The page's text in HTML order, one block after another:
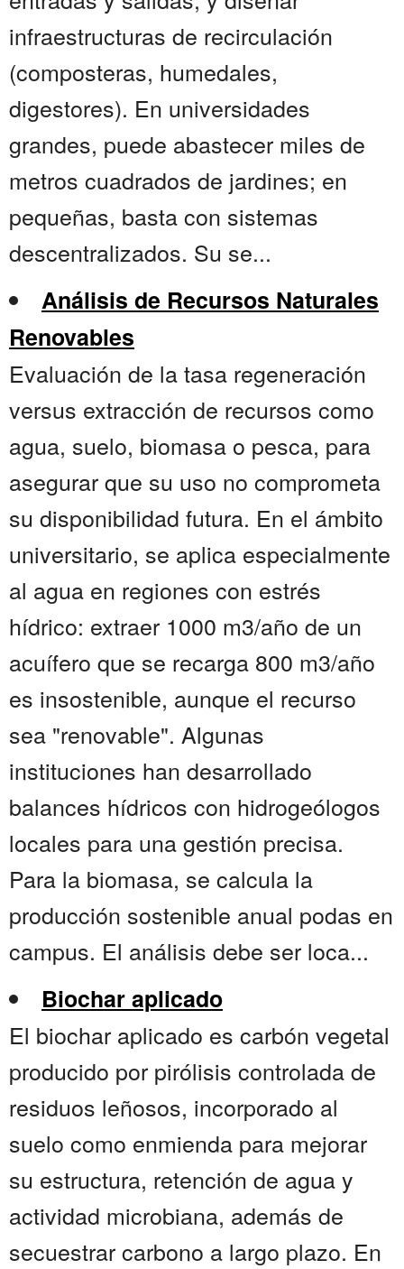
infraestructuras de recirculación
(composteras, humedales,
digestores). En universidades
grandes, puede abastecer miles de
metros cuadrados de jardines; en
pequeñas, basta con sistemas
descentralizados. Su se...
Análisis de Recursos Naturales
Renovables
Evaluación de la tasa regeneración
versus extracción de recursos como
agua, suelo, biomasa o pesca, para
asegurar que su uso no comprometa
su disponibilidad futura. En el ámbito
universitario, se aplica especialmente
al agua en regiones con estrés
hídrico: extraer 1000 m3/año de un
acuífero que se recarga 800 m3/año
es insostenible, aunque el recurso
sea "renovable". Algunas
instituciones han desarrollado
balances hídricos con hidrogeólogos
locales para una gestión precisa.
Para la biomasa, se calcula la
producción sostenible anual podas en
campus. El análisis debe ser loca...
Biochar aplicado
El biochar aplicado es carbón vegetal
producido por pirólisis controlada de
residuos leñosos, incorporado al
suelo como enmienda para mejorar
su estructura, retención de agua y
actividad microbiana, además de
secuestrar carbono a largo plazo. En